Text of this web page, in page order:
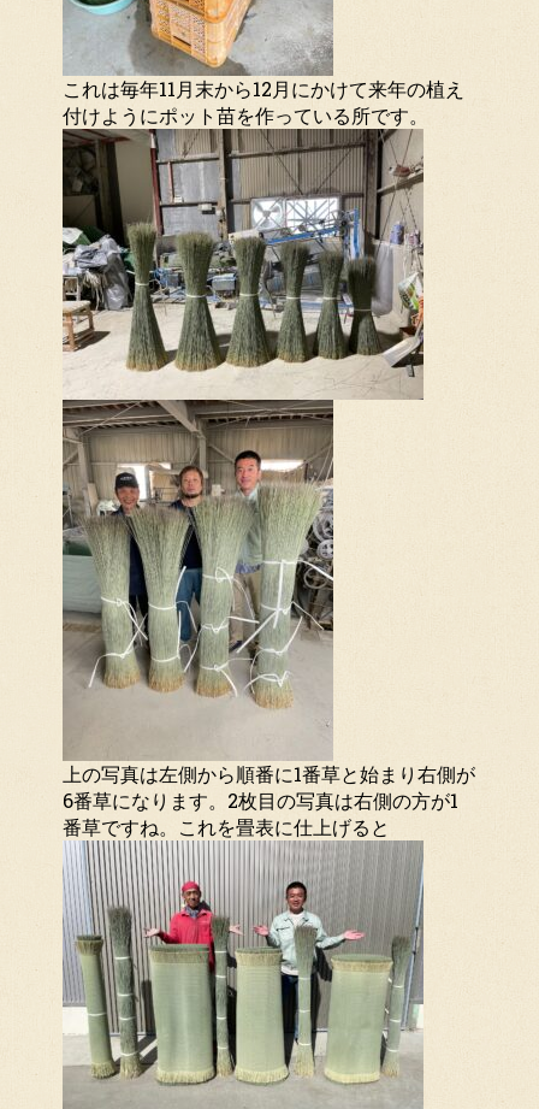
これは毎年11月末から12月にかけて来年の植え
付けようにポット苗を作っている所です。
上の写真は左側から順番に1番草と始まり右側が
6番草になります。2枚目の写真は右側の方が1
番草ですね。これを畳表に仕上げると